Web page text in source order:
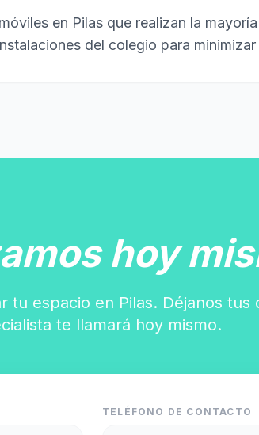
en Pilas que realizan la
del colegio para
hoy
tu espacio en Pilas. Déjanos
te llamará hoy mismo.
TELÉFONO DE CONTACTO